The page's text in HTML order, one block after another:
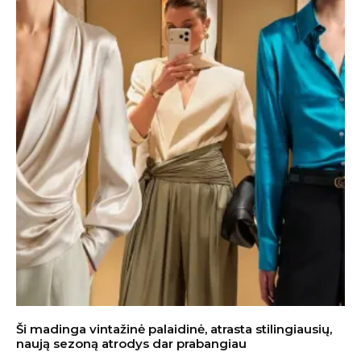
Ši madinga vintažinė palaidinė, atrasta stilingiausių,
naują sezoną atrodys dar prabangiau